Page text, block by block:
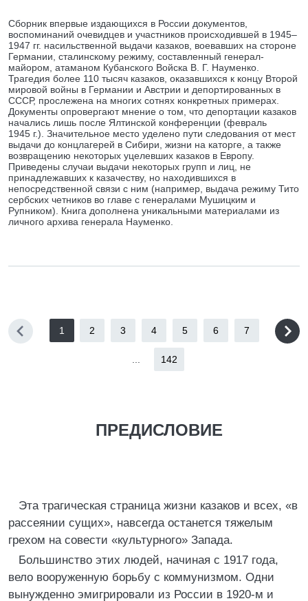
Сборник впервые издающихся в России документов,
воспоминаний очевидцев и участников происходившей в 1945–
1947 гг. насильственной выдачи казаков, воевавших на стороне
Германии, сталинскому режиму, составленный генерал-
майором, атаманом Кубанского Войска В. Г. Науменко.
Трагедия более 110 тысяч казаков, оказавшихся к концу Второй
мировой войны в Германии и Австрии и депортированных в
СССР, прослежена на многих сотнях конкретных примерах.
Документы опровергают мнение о том, что депортации казаков
начались лишь после Ялтинской конференции (февраль
1945 г.). Значительное место уделено пути следования от мест
выдачи до концлагерей в Сибири, жизни на каторге, а также
возвращению некоторых уцелевших казаков в Европу.
Приведены случаи выдачи некоторых групп и лиц, не
принадлежавших к казачеству, но находившихся в
непосредственной связи с ним (например, выдача режиму Тито
сербских четников во главе с генералами Мушицким и
Рупником). Книга дополнена уникальными материалами из
личного архива генерала Науменко.
1 2 3 4 5 6 7
142
ПРЕДИСЛОВИЕ
Эта трагическая страница жизни казаков и всех, «в
рассеянии сущих», навсегда останется тяжелым
грехом на совести «культурного» Запада.
Большинство этих людей, начиная с 1917 года,
вело вооруженную борьбу с коммунизмом. Одни
вынужденно эмигрировали из России в 1920-м и